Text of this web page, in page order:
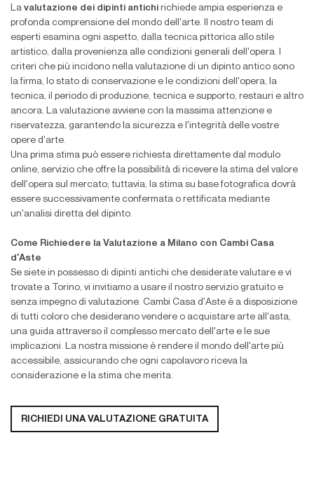
La valutazione dei dipinti antichi richiede ampia esperienza e
profonda comprensione del mondo dell'arte. Il nostro team di
esperti esamina ogni aspetto, dalla tecnica pittorica allo stile
artistico, dalla provenienza alle condizioni generali dell'opera. I
criteri che più incidono nella valutazione di un dipinto antico sono
la firma, lo stato di conservazione e le condizioni dell'opera, la
tecnica, il periodo di produzione, tecnica e supporto, restauri e altro
ancora. La valutazione avviene con la massima attenzione e
riservatezza, garantendo la sicurezza e l'integrità delle vostre
opere d'arte.
Una prima stima può essere richiesta direttamente dal modulo
online, servizio che offre la possibilità di ricevere la stima del valore
dell'opera sul mercato; tuttavia, la stima su base fotografica dovrà
essere successivamente confermata o rettificata mediante
un'analisi diretta del dipinto.
Come Richiedere la Valutazione a Milano con Cambi Casa
d'Aste
Se siete in possesso di dipinti antichi che desiderate valutare e vi
trovate a Torino, vi invitiamo a usare il nostro servizio gratuito e
senza impegno di valutazione. Cambi Casa d'Aste è a disposizione
di tutti coloro che desiderano vendere o acquistare arte all'asta,
una guida attraverso il complesso mercato dell'arte e le sue
implicazioni. La nostra missione è rendere il mondo dell'arte più
accessibile, assicurando che ogni capolavoro riceva la
considerazione e la stima che merita.
RICHIEDI UNA VALUTAZIONE GRATUITA